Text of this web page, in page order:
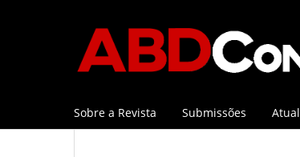
Sobre a Revista Submissões Atual